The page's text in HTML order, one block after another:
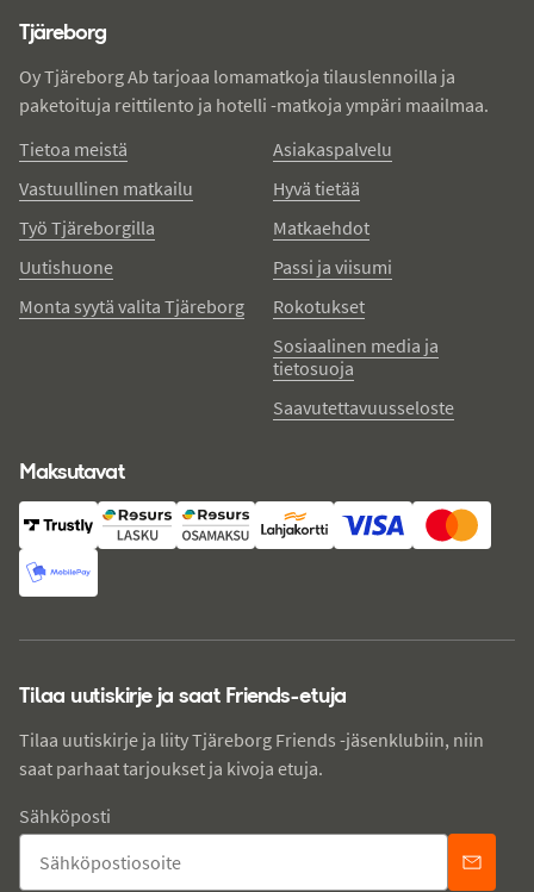
Tjäreborg
Oy Tjäreborg Ab tarjoaa lomamatkoja tilauslennoilla ja
paketoituja reittilento ja hotelli -matkoja ympäri maailmaa.
Tietoa meistä
Vastuullinen matkailu
Työ Tjäreborgilla
Uutishuone
Monta syytä valita Tjäreborg
Asiakaspalvelu
Hyvä tietää
Matkaehdot
Passi ja viisumi
Rokotukset
Sosiaalinen media ja
tietosuoja
Saavutettavuusseloste
Maksutavat
Tilaa uutiskirje ja saat Friends-etuja
Tilaa uutiskirje ja liity Tjäreborg Friends -jäsenklubiin, niin
saat parhaat tarjoukset ja kivoja etuja.
Sähköposti